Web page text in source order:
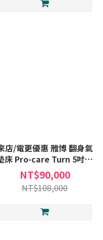
店/電更優惠 雃博 翻身氣
床 Pro-care Turn 5吋二
管 氣墊床補助A款 贈:中單
X2
NT$90,000
NT$108,000